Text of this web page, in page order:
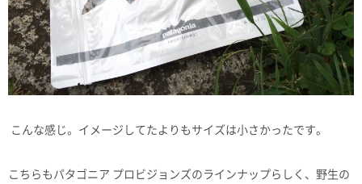
こんな感じ。イメージしてたよりもサイズは小さかったです。
こちらもパタゴニア プロビジョンズのラインナップらしく、野生の